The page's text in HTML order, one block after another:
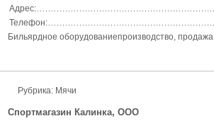
Адрес:
Телефон:
Бильярдное оборудованиепроизводство, продажа
Рубрика: Мячи
Спортмагазин Калинка, ООО